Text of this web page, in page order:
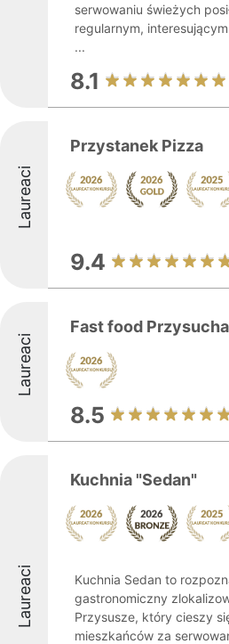
serwowaniu świeżych
regularnym,
...
8.1
Laureaci
Przystanek Pizza
9.4
Laureaci
Fast food Przysucha
8.5
Laureaci
Kuchnia "Sedan"
Kuchnia Sedan to
gastronomiczny
Przysusze, który cieszy
mieszkańców za